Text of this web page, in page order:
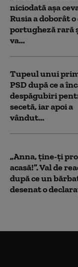
niciodată așa
Rusia a doborât
portugheză rară
va...
Tupeul unui
PSD după ce a
despăgubiri
secetă, iar apoi a
vândut...
„Anna, ţine-ţi
acasă!”. Val de
după ce un
desenat o